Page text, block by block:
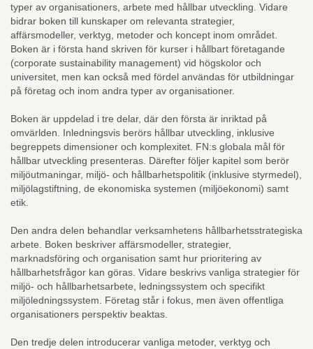
typer av organisationers, arbete med hållbar utveckling. Vidare
bidrar boken till kunskaper om relevanta strategier,
affärsmodeller, verktyg, metoder och koncept inom området.
Boken är i första hand skriven för kurser i hållbart företagande
(corporate sustainability management) vid högskolor och
universitet, men kan också med fördel användas för utbildningar
på företag och inom andra typer av organisationer.
Boken är uppdelad i tre delar, där den första är inriktad på
omvärlden. Inledningsvis berörs hållbar utveckling, inklusive
begreppets dimensioner och komplexitet. FN:s globala mål för
hållbar utveckling presenteras. Därefter följer kapitel som berör
miljöutmaningar, miljö- och hållbarhetspolitik (inklusive styrmedel),
miljölagstiftning, de ekonomiska systemen (miljöekonomi) samt
etik.
Den andra delen behandlar verksamhetens hållbarhetsstrategiska
arbete. Boken beskriver affärsmodeller, strategier,
marknadsföring och organisation samt hur prioritering av
hållbarhetsfrågor kan göras. Vidare beskrivs vanliga strategier för
miljö- och hållbarhetsarbete, ledningssystem och specifikt
miljöledningssystem. Företag står i fokus, men även offentliga
organisationers perspektiv beaktas.
Den tredje delen introducerar vanliga metoder, verktyg och